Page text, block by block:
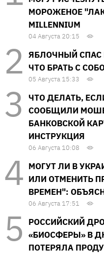
МОРОЖЕНОЕ
MILLENNIUM
04 Августа 20:15
ЯБЛОЧНЫЙ
ЧТО БРАТЬ С
05 Августа 15:33
ЧТО ДЕЛАТЬ,
СООБЩИЛИ
БАНКОВСКОЙ
ИНСТРУКЦИЯ
06 Августа 10:08
МОГУТ ЛИ В
ИЛИ ОТМЕНИТЬ
ВРЕМЕН":
06 Августа 17:51
РОССИЙСКИЙ
«БИОСФЕРЫ» В
ПОТЕРЯЛА